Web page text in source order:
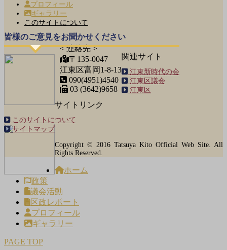
プロフィール
ギャラリー
このサイトについて
皆様のご意見をお聞かせください
< 連絡先 >
〒135-0047
江東区富岡1-8-13
090(4951)4540
03 (3642)9658
関連サイト
江東新時代の会
江東区議会
江東区
サイトリンク
このサイトについて
サイトマップ
Copyright © 2016 Tatsuya Kito Official Web Site. All
Rights Reserved.
ホーム
政策
議会活動
区政レポート
プロフィール
ギャラリー
PAGE TOP